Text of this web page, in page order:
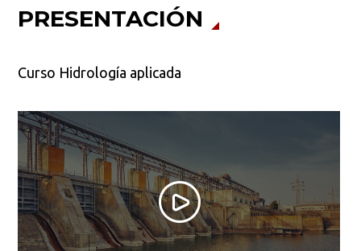
PRESENTACIÓN
Curso Hidrología aplicada